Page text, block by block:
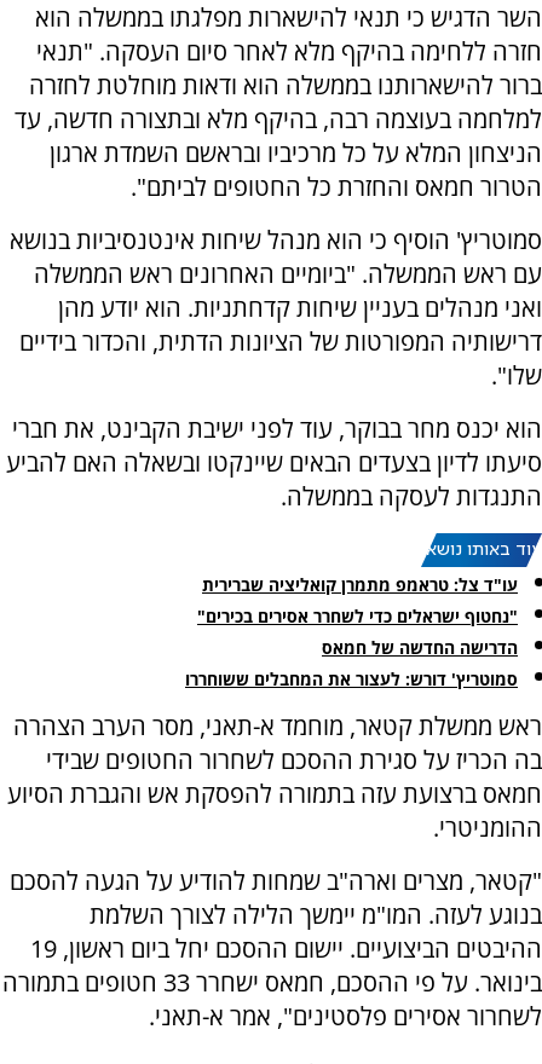
השר הדגיש כי תנאי להישארות מפלגתו בממשלה הוא
חזרה ללחימה בהיקף מלא לאחר סיום העסקה. "תנאי
ברור להישארותנו בממשלה הוא ודאות מוחלטת לחזרה
למלחמה בעוצמה רבה, בהיקף מלא ובתצורה חדשה, עד
הניצחון המלא על כל מרכיביו ובראשם השמדת ארגון
הטרור חמאס והחזרת כל החטופים לביתם".
סמוטריץ' הוסיף כי הוא מנהל שיחות אינטנסיביות בנושא
עם ראש הממשלה. "ביומיים האחרונים ראש הממשלה
ואני מנהלים בעניין שיחות קדחתניות. הוא יודע מהן
דרישותיה המפורטות של הציונות הדתית, והכדור בידיים
שלו".
הוא יכנס מחר בבוקר, עוד לפני ישיבת הקבינט, את חברי
סיעתו לדיון בצעדים הבאים שיינקטו ובשאלה האם להביע
התנגדות לעסקה בממשלה.
עוד באותו נושא:
עו"ד צל: טראמפ מתמרן קואליציה שברירית
"נחטוף ישראלים כדי לשחרר אסירים בכירים"
הדרישה החדשה של חמאס
סמוטריץ' דורש: לעצור את המחבלים ששוחררו
ראש ממשלת קטאר, מוחמד א-תאני, מסר הערב הצהרה
בה הכריז על סגירת ההסכם לשחרור החטופים שבידי
חמאס ברצועת עזה בתמורה להפסקת אש והגברת הסיוע
ההומניטרי.
"קטאר, מצרים וארה"ב שמחות להודיע על הגעה להסכם
בנוגע לעזה. המו"מ יימשך הלילה לצורך השלמת
ההיבטים הביצועיים. יישום ההסכם יחל ביום ראשון, 19
בינואר. על פי ההסכם, חמאס ישחרר 33 חטופים בתמורה
לשחרור אסירים פלסטינים", אמר א-תאני.